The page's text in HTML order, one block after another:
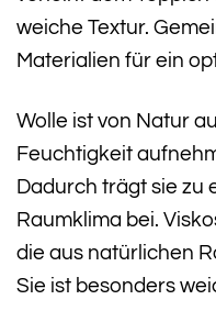
weiche Textur.
Materialien für ein
Wolle ist von Natur
Feuchtigkeit
Dadurch trägt sie zu
Raumklima bei.
die aus natürlichen
Sie ist besonders